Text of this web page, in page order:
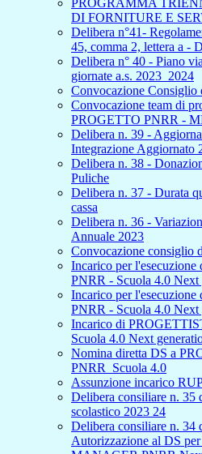
PROGRAMMA
DI FORNITURE E
Delibera n°41-
45, comma 2, lettera a -
Delibera n° 40 - Piano
giornate a.s. 2023_2024
Convocazione Consiglio
Convocazione team di
PROGETTO PNRR -
Delibera n. 39 -
Integrazione Aggiornato
Delibera n. 38 -
Puliche
Delibera n. 37 - Durata
cassa
Delibera n. 36 -
Annuale 2023
Convocazione consiglio
Incarico per l'esecuzione
PNRR - Scuola 4.0 Next
Incarico per l'esecuzione
PNRR - Scuola 4.0 Next
Incarico di
Scuola 4.0 Next
Nomina diretta DS a
PNRR_Scuola 4.0
Assunzione incarico
Delibera consiliare n. 35
scolastico 2023 24
Delibera consiliare n. 34
Autorizzazione al DS